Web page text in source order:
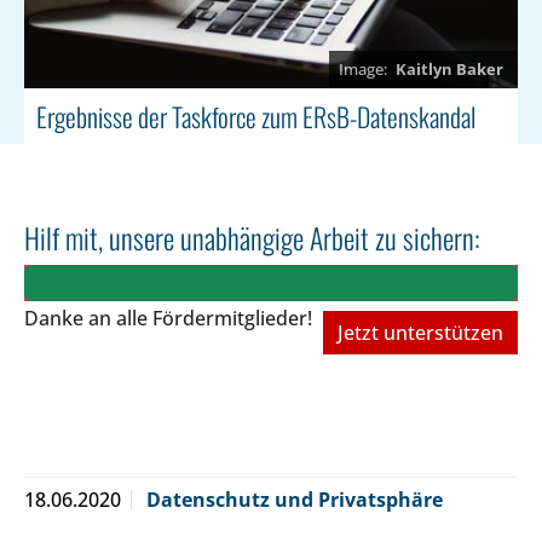
Kaitlyn Baker
Ergebnisse der Taskforce zum ERsB-Datenskandal
Hilf mit, unsere unabhängige Arbeit zu sichern:
Danke an alle Fördermitglieder!
Jetzt unterstützen
18.06.2020 Datenschutz und Privatsphäre